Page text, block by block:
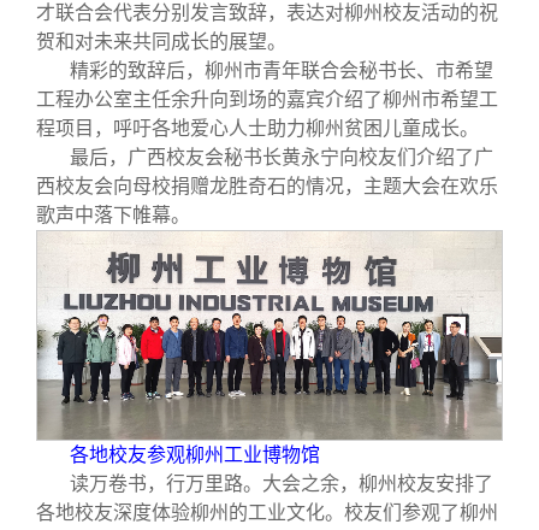
才联合会代表分别发言致辞，表达对柳州校友活动的祝
贺和对未来共同成长的展望。
精彩的致辞后，柳州市青年联合会秘书长、市希望
工程办公室主任余升向到场的嘉宾介绍了柳州市希望工
程项目，呼吁各地爱心人士助力柳州贫困儿童成长。
最后，广西校友会秘书长黄永宁向校友们介绍了广
西校友会向母校捐赠龙胜奇石的情况，主题大会在欢乐
歌声中落下帷幕。
各地校友参观柳州工业博物馆
读万卷书，行万里路。大会之余，柳州校友安排了
各地校友深度体验柳州的工业文化。校友们参观了柳州